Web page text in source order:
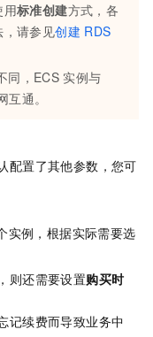
用标准创建方式，各
，请参见创建 RDS
同，ECS 实例与
通。
配置了其他参数，您可
实例，根据实际需要选
，则还需要设置购买时
记续费而导致业务中